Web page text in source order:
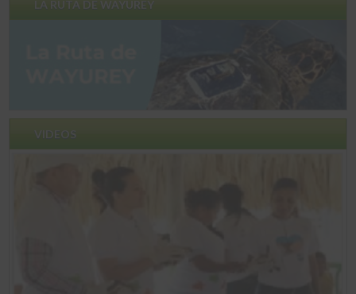
LA RUTA DE WAYUREY
VIDEOS